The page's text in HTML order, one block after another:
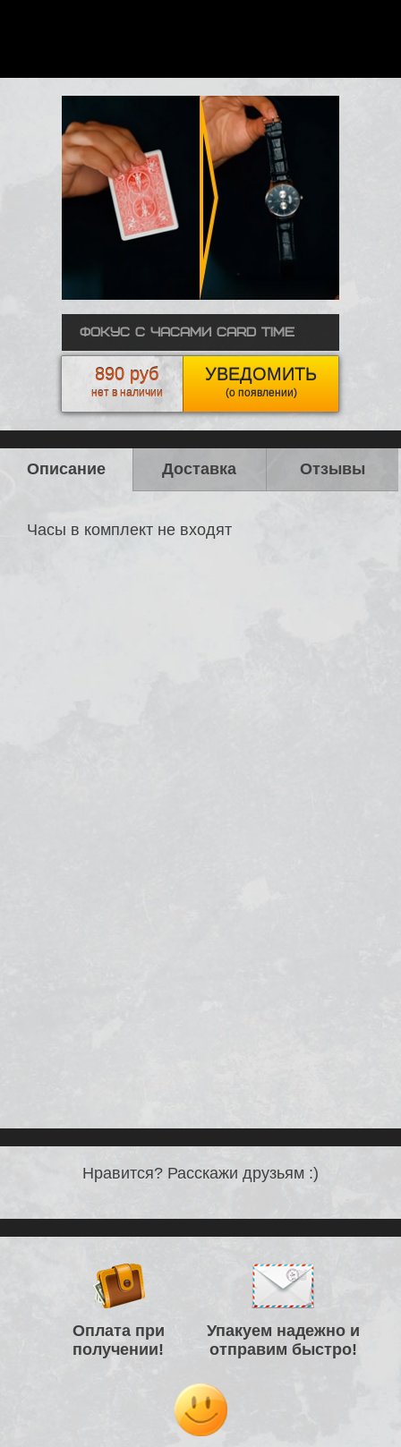
Фокус с часами Card Time
УВЕДОМИТЬ
(о появлении)
890 руб
нет в наличии
Описание Доставка Отзывы
Часы в комплект не входят
Нравится? Расскажи друзьям :)
Оплата при
получении!
Упакуем надежно и
отправим быстро!